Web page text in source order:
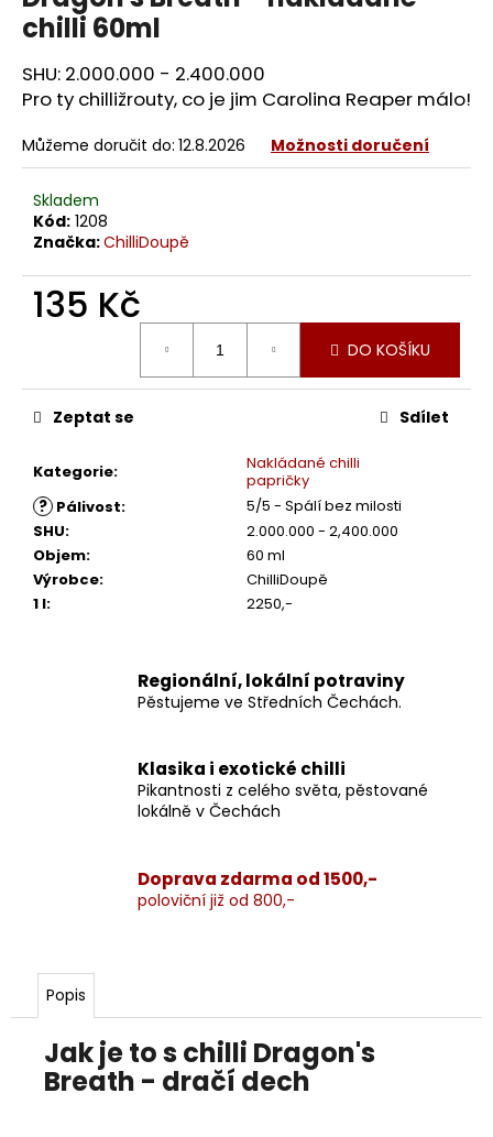
chilli 60ml
SHU: 2.000.000 - 2.400.000
Pro ty chilližrouty, co je jim Carolina Reaper málo!
Můžeme doručit do: 12.8.2026 Možnosti doručení
Skladem
Kód: 1208
Značka:ChilliDoupě
135 Kč
DO KOŠÍKU
Kategorie:
Nakládané chilli
papričky
? Pálivost:
5/5 - Spálí bez milosti
SHU:
2.000.000 - 2,400.000
Objem:
60 ml
Výrobce:
ChilliDoupě
1 l: 2250,-
Zeptat se Sdílet
Regionální, lokální potraviny
Pěstujeme ve Středních Čechách.
Klasika i exotické chilli
Pikantnosti z celého světa, pěstované
lokálně v Čechách
Doprava zdarma od 1500,-
poloviční již od 800,-
Popis
Jak je to s chilli Dragon's
Breath - dračí dech